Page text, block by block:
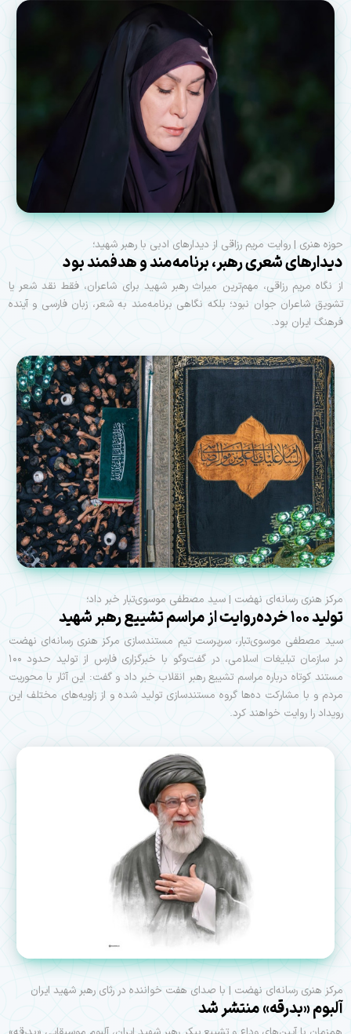
حوزه هنری | روایت مریم رزاقی از دیدارهای ادبی با رهبر شهید؛
دیدارهای شعری رهبر، برنامه‌مند و هدفمند بود
از نگاه مریم رزاقی، مهم‌ترین میراث رهبر شهید برای شاعران، فقط نقد شعر یا
تشویق شاعران جوان نبود؛ بلکه نگاهی برنامه‌مند به شعر، زبان فارسی و آینده
فرهنگ ایران بود.
مرکز هنری رسانه‌ای نهضت | سید مصطفی موسوی‌تبار خبر داد؛
تولید ۱۰۰ خرده‌روایت از مراسم تشییع رهبر شهید
سید مصطفی موسوی‌تبار، سرپرست تیم مستندسازی مرکز هنری رسانه‌ای نهضت‌
در سازمان تبلیغات اسلامی، در گفت‌و‌گو با خبرگزاری فارس از تولید حدود ۱۰۰
مستند کوتاه درباره مراسم تشییع رهبر انقلاب خبر داد و گفت: این آثار با محوریت
مردم و با مشارکت ده‌ها گروه مستندسازی تولید شده و از زاویه‌های مختلف این
رویداد را روایت خواهند کرد.
مرکز هنری رسانه‌ای نهضت | با صدای هفت خواننده در رثای رهبر شهید ایران
آلبوم «بدرقه» منتشر شد